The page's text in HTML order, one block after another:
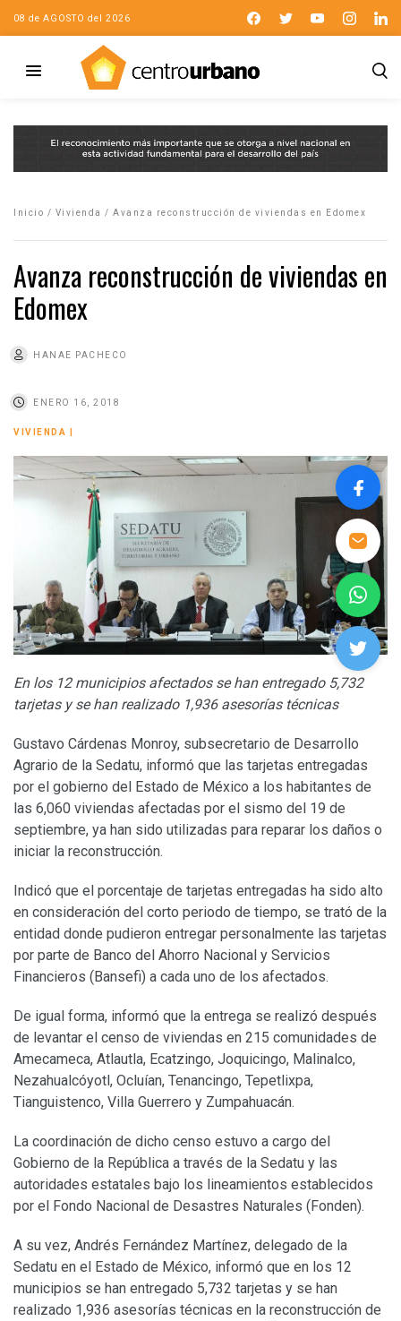
08 de AGOSTO del 2026
Inicio / Vivienda / Avanza reconstrucción de viviendas en Edomex
Avanza reconstrucción de viviendas en
Edomex
HANAE PACHECO
ENERO 16, 2018
VIVIENDA
En los 12 municipios afectados se han entregado 5,732
tarjetas y se han realizado 1,936 asesorías técnicas
Gustavo Cárdenas Monroy, subsecretario de Desarrollo
Agrario de la Sedatu, informó que las tarjetas entregadas
por el gobierno del Estado de México a los habitantes de
las 6,060 viviendas afectadas por el sismo del 19 de
septiembre, ya han sido utilizadas para reparar los daños o
iniciar la reconstrucción.
Indicó que el porcentaje de tarjetas entregadas ha sido alto
en consideración del corto periodo de tiempo, se trató de la
entidad donde pudieron entregar personalmente las tarjetas
por parte de Banco del Ahorro Nacional y Servicios
Financieros (Bansefi) a cada uno de los afectados.
De igual forma, informó que la entrega se realizó después
de levantar el censo de viviendas en 215 comunidades de
Amecameca, Atlautla, Ecatzingo, Joquicingo, Malinalco,
Nezahualcóyotl, Ocluían, Tenancingo, Tepetlixpa,
Tianguistenco, Villa Guerrero y Zumpahuacán.
La coordinación de dicho censo estuvo a cargo del
Gobierno de la República a través de la Sedatu y las
autoridades estatales bajo los lineamientos establecidos
por el Fondo Nacional de Desastres Naturales (Fonden).
A su vez, Andrés Fernández Martínez, delegado de la
Sedatu en el Estado de México, informó que en los 12
municipios se han entregado 5,732 tarjetas y se han
realizado 1,936 asesorías técnicas en la reconstrucción de